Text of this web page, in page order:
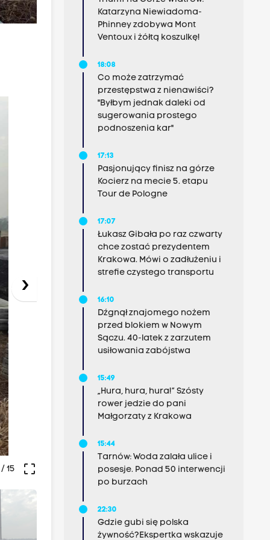
›
crop_free
15
Katarzyna Niewiadoma-
Phinney zdobywa Mont
Ventoux i żółtą koszulkę!
18:08
Co może zatrzymać
przestępstwa z nienawiści?
"Byłbym jednak daleki od
sugerowania prostego
podnoszenia kar"
17:13
Pasjonujący finisz na górze
Kocierz na mecie 5. etapu
Tour de Pologne
17:07
Łukasz Gibała po raz czwarty
chce zostać prezydentem
Krakowa. Mówi o zadłużeniu i
strefie czystego transportu
16:10
Dźgnął znajomego nożem
przed blokiem w Nowym
Sączu. 40-latek z zarzutem
usiłowania zabójstwa
15:49
„Hura, hura, hura!” Szósty
rower jedzie do pani
Małgorzaty z Krakowa
15:44
Tarnów: Woda zalała ulice i
posesje. Ponad 50 interwencji
po burzach
22:30
Gdzie gubi się polska
żywność?Ekspertka wskazuje